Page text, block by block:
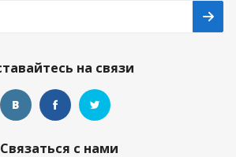
на связи
Связаться с нами